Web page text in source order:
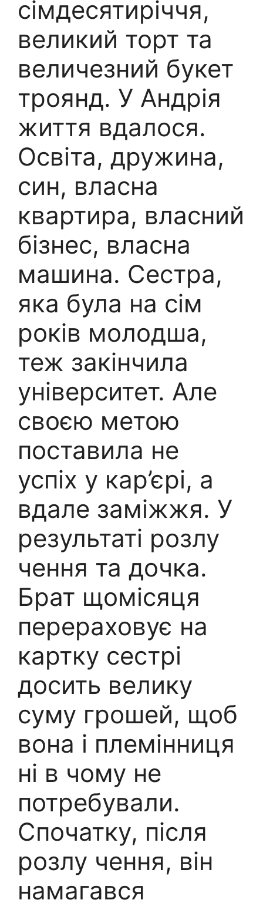
сімдесятиріччя,
великий торт та
величезний букет
троянд. У Андрія
життя вдалося.
Освіта, дружина,
син, власна
квартира, власний
бізнес, власна
машина. Сестра,
яка була на сім
років молодша,
теж закінчила
університет. Але
своєю метою
поставила не
успіх у кар’єрі, а
вдале заміжжя. У
результаті розлу
чення та дочка.
Брат щомісяця
перераховує на
картку сестрі
досить велику
суму грошей, щоб
вона і племінниця
ні в чому не
потребували.
Спочатку, після
розлу чення, він
намагався